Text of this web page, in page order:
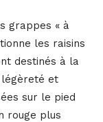
grappes « à
les raisins
destinés à la
légèreté et
sur le pied
rouge plus